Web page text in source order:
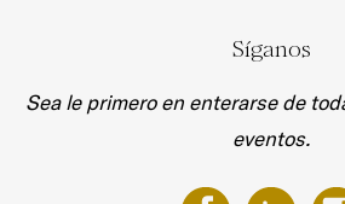
Síganos
Sea le primero en enterarse de
eventos.